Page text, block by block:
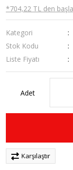
*704,22 TL den
Kategori
Stok Kodu
Liste Fiyatı
Adet
Karşılaştır